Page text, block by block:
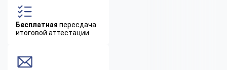
Бесплатная пересдача
итоговой аттестации